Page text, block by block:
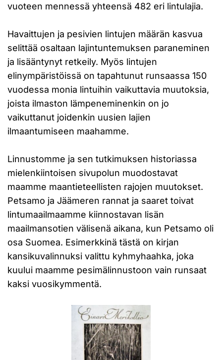
vuoteen mennessä yhteensä 482 eri lintulajia.
Havaittujen ja pesivien lintujen määrän kasvua
selittää osaltaan lajintuntemuksen paraneminen
ja lisääntynyt retkeily. Myös lintujen
elinympäristöissä on tapahtunut runsaassa 150
vuodessa monia lintuihin vaikuttavia muutoksia,
joista ilmaston lämpeneminenkin on jo
vaikuttanut joidenkin uusien lajien
ilmaantumiseen maahamme.
Linnustomme ja sen tutkimuksen historiassa
mielenkiintoisen sivupolun muodostavat
maamme maantieteellisten rajojen muutokset.
Petsamo ja Jäämeren rannat ja saaret toivat
lintumaailmaamme kiinnostavan lisän
maailmansotien välisenä aikana, kun Petsamo oli
osa Suomea. Esimerkkinä tästä on kirjan
kansikuvalinnuksi valittu kyhmyhaahka, joka
kuului maamme pesimälinnustoon vain runsaat
kaksi vuosikymmentä.